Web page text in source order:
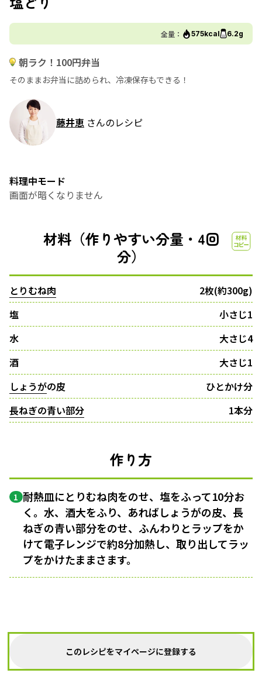
全量： 575kcal 6.2g
朝ラク！100円弁当
そのままお弁当に詰められ、冷凍保存もできる！
藤井恵 さんのレシピ
料理中モード
画面が暗くなりません
材料（作りやすい分量・4回
分）
とりむね肉
2枚(約300g)
塩
小さじ1
水
大さじ4
酒
大さじ1
しょうがの皮
ひとかけ分
長ねぎの青い部分
1本分
作り方
1 耐熱皿にとりむね肉をのせ、塩をふって10分お
く。水、酒大をふり、あればしょうがの皮、長
ねぎの青い部分をのせ、ふんわりとラップをか
けて電子レンジで約8分加熱し、取り出してラッ
プをかけたままさます。
このレシピをマイページに登録する